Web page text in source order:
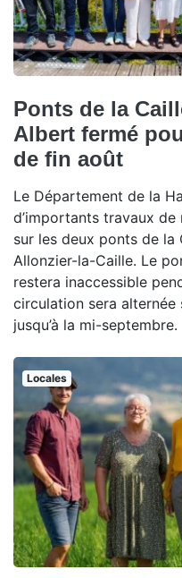
Ponts de la
Albert fermé
de fin août
Le Département de la
d’importants travaux
sur les deux ponts de la
Allonzier-la-Caille. Le
restera inaccessible
circulation sera
jusqu’à la mi-septembre.
Locales